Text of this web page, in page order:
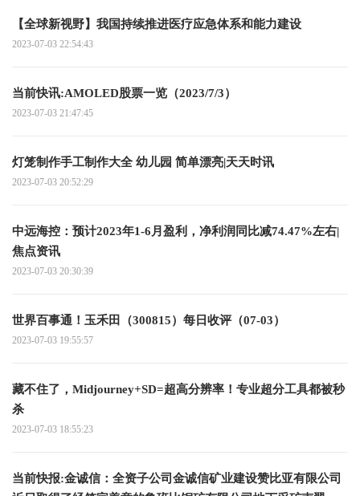
【全球新视野】我国持续推进医疗应急体系和能力建设
2023-07-03 22:54:43
当前快讯:AMOLED股票一览（2023/7/3）
2023-07-03 21:47:45
灯笼制作手工制作大全 幼儿园 简单漂亮|天天时讯
2023-07-03 20:52:29
中远海控：预计2023年1-6月盈利，净利润同比减74.47%左右|
焦点资讯
2023-07-03 20:30:39
世界百事通！玉禾田（300815）每日收评（07-03）
2023-07-03 19:55:57
藏不住了，Midjourney+SD=超高分辨率！专业超分工具都被秒
杀
2023-07-03 18:55:23
当前快报:金诚信：全资子公司金诚信矿业建设赞比亚有限公司